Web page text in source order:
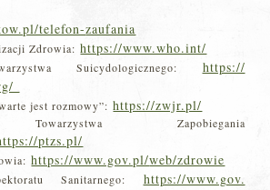
telefon-zaufania
Zdrowia:https://www.who.int/
Suicydologicznego: https://
jest rozmowy”:https://zwjr.pl/
Zapobiegania
ptzs.pl/
https://www.gov.pl/web/zdrowie
Sanitarnego: https://www.gov.